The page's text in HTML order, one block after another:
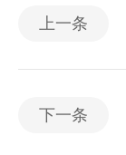
上一条
下一条